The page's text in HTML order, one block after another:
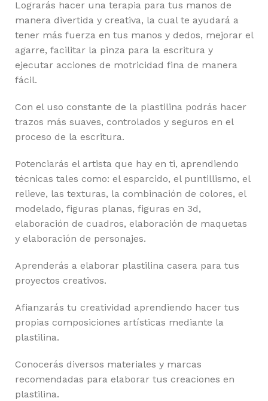
Lograrás hacer una terapia para tus manos de
manera divertida y creativa, la cual te ayudará a
tener más fuerza en tus manos y dedos, mejorar el
agarre, facilitar la pinza para la escritura y
ejecutar acciones de motricidad fina de manera
fácil.
Con el uso constante de la plastilina podrás hacer
trazos más suaves, controlados y seguros en el
proceso de la escritura.
Potenciarás el artista que hay en ti, aprendiendo
técnicas tales como: el esparcido, el puntillismo, el
relieve, las texturas, la combinación de colores, el
modelado, figuras planas, figuras en 3d,
elaboración de cuadros, elaboración de maquetas
y elaboración de personajes.
Aprenderás a elaborar plastilina casera para tus
proyectos creativos.
Afianzarás tu creatividad aprendiendo hacer tus
propias composiciones artísticas mediante la
plastilina.
Conocerás diversos materiales y marcas
recomendadas para elaborar tus creaciones en
plastilina.